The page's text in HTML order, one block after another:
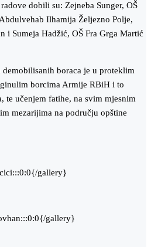
dobili su: Zejneba Sunger, OŠ
Ilhamija Željezno Polje,
i Sumeja Hadžić, OŠ Fra Grga Martić
boraca je u proteklim
borcima Armije RBiH i to
te učenjem fatihe, na svim mjesnim
mezarijima na području opštine
gallery}
gallery}